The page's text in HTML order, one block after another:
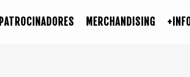
PATROCINADORES MERCHANDISING